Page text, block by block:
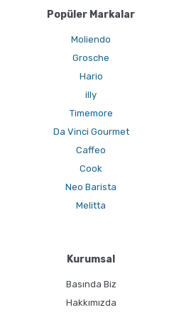
Popüler Markalar
Moliendo
Grosche
Hario
illy
Timemore
Da Vinci Gourmet
Caffeo
Cook
Neo Barista
Melitta
Kurumsal
Basında Biz
Hakkımızda